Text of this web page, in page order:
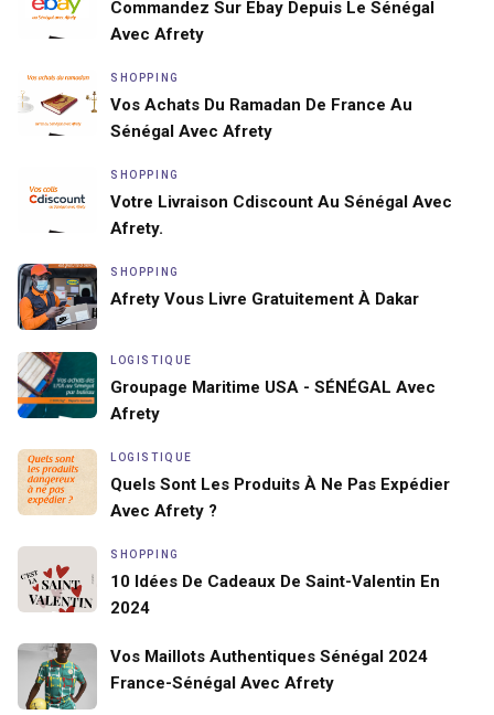
Commandez Sur Ebay Depuis Le Sénégal
Avec Afrety
SHOPPING
Vos Achats Du Ramadan De France Au
Sénégal Avec Afrety
SHOPPING
Votre Livraison Cdiscount Au Sénégal Avec
Afrety.
SHOPPING
Afrety Vous Livre Gratuitement À Dakar
LOGISTIQUE
Groupage Maritime USA - SÉNÉGAL Avec
Afrety
LOGISTIQUE
Quels Sont Les Produits À Ne Pas Expédier
Avec Afrety ?
SHOPPING
10 Idées De Cadeaux De Saint-Valentin En
2024
Vos Maillots Authentiques Sénégal 2024
France-Sénégal Avec Afrety